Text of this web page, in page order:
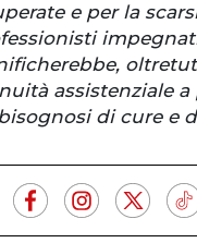
e per la
assistenziale a
di cure e